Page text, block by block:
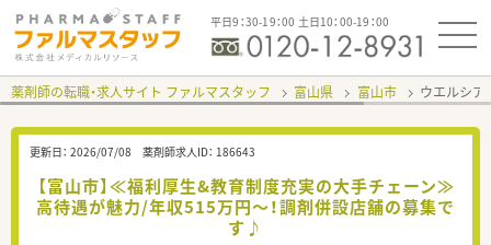
平日9：30-19：00 土日10：00-19：00
薬剤師の転職・求人サイト ファルマスタッフ 富山県 富山市 ウエルシア
更新日： 2026/07/08 薬剤師求人ID： 186643
【富山市】≪福利厚生&教育制度充実の大手チェーン≫
高待遇が魅力/年収515万円～！調剤併設店舗の募集で
す♪